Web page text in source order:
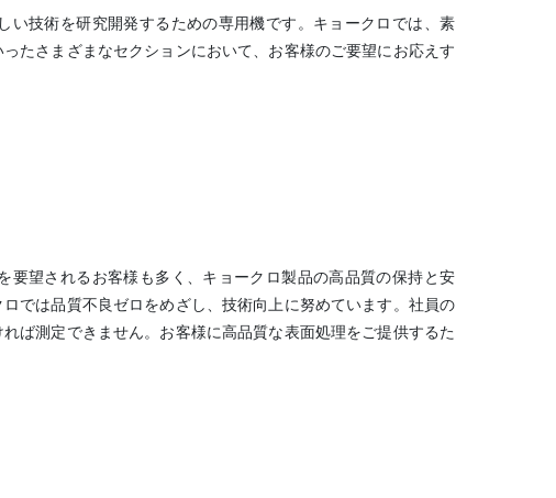
技術を研究開発するための専用機です。キョークロでは、素
たさまざまなセクションにおいて、お客様のご要望にお応えす
要望されるお客様も多く、キョークロ製品の高品質の保持と安
では品質不良ゼロをめざし、技術向上に努めています。社員の
ば測定できません。お客様に高品質な表面処理をご提供するた